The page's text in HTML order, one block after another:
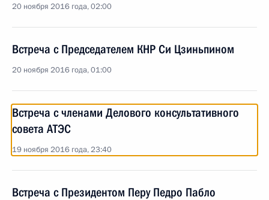
20 ноября 2016 года, 02:00
Встреча с Председателем КНР Си Цзиньпином
20 ноября 2016 года, 01:00
Встреча с членами Делового консультативного
совета АТЭС
19 ноября 2016 года, 23:40
Встреча с Президентом Перу Педро Пабло